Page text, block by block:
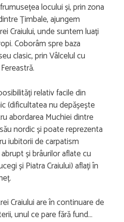
locului și, prin zona
Țimbale, ajungem
Craiului, unde suntem luați
Coborâm spre baza
clasic, prin Vâlcelul cu
relativ facile din
(dificultatea nu depășește
abordarea Muchiei dintre
nordic și poate reprezenta
iubitorii de carpatism
și brâurilor aflate cu
și Piatra Craiului) aflați în
Craiului are în continuare de
unul ce pare fără fund…